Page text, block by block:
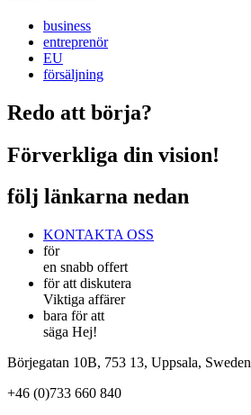
business
entreprenör
EU
försäljning
Redo att börja?
Förverkliga din vision!
följ länkarna nedan
KONTAKTA OSS
för
en snabb offert
för att diskutera
Viktiga affärer
bara för att
säga Hej!
Börjegatan 10B, 753 13, Uppsala, Sweden
+46 (0)733 660 840